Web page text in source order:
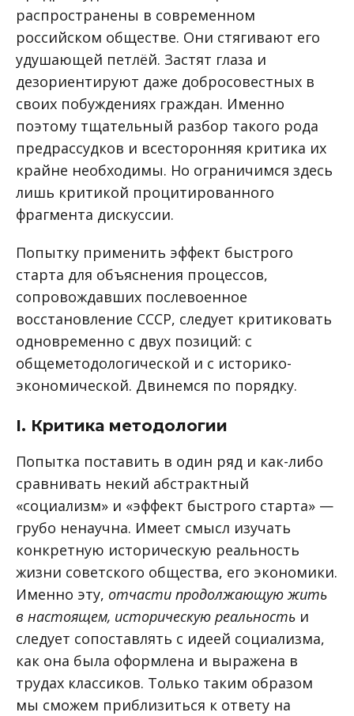
распространены в современном
российском обществе. Они стягивают его
удушающей петлёй. Застят глаза и
дезориентируют даже добросовестных в
своих побуждениях граждан. Именно
поэтому тщательный разбор такого рода
предрассудков и всесторонняя критика их
крайне необходимы. Но ограничимся здесь
лишь критикой процитированного
фрагмента дискуссии.
Попытку применить эффект быстрого
старта для объяснения процессов,
сопровождавших послевоенное
восстановление СССР, следует критиковать
одновременно с двух позиций: с
общеметодологической и с историко-
экономической. Двинемся по порядку.
I. Критика методологии
Попытка поставить в один ряд и как-либо
сравнивать некий абстрактный
«социализм» и «эффект быстрого старта» —
грубо ненаучна. Имеет смысл изучать
конкретную историческую реальность
жизни советского общества, его экономики.
Именно эту, отчасти продолжающую жить
в настоящем, историческую реальность и
следует сопоставлять с идеей социализма,
как она была оформлена и выражена в
трудах классиков. Только таким образом
мы сможем приблизиться к ответу на